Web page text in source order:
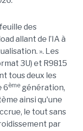
des
allant de l’IA à
». Les
3U) et R9815
tous deux les
6èmegénération,
ainsi qu'une
le tout sans
par